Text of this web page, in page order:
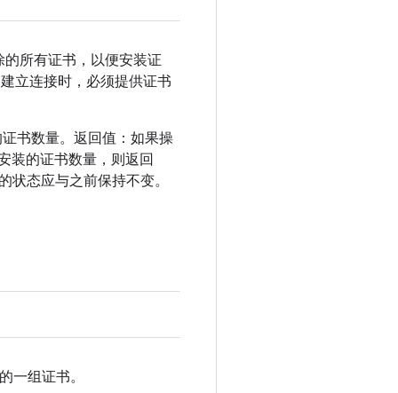
的所有证书，以便安装证
立连接时，必须提供证书
书数量。返回值：如果操
装的证书数量，则返回
状态应与之前保持不变。
一组证书。